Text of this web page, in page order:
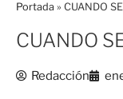
Portada » CUANDO
CUANDO
Redacción